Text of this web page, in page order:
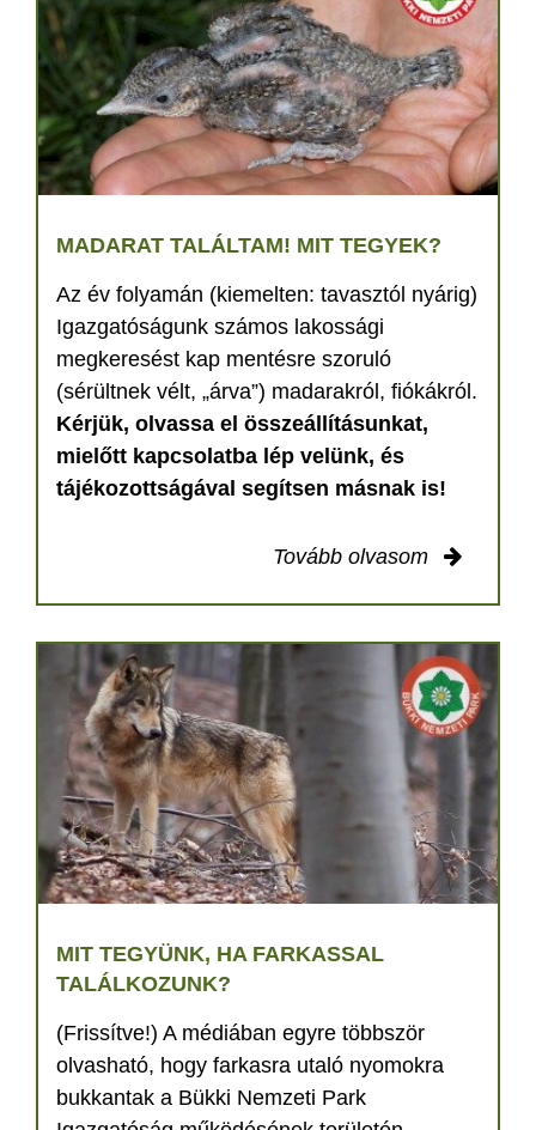
MADARAT TALÁLTAM! MIT TEGYEK?
Az év folyamán (kiemelten: tavasztól nyárig)
Igazgatóságunk számos lakossági
megkeresést kap mentésre szoruló
(sérültnek vélt, „árva”) madarakról, fiókákról.
Kérjük, olvassa el összeállításunkat,
mielőtt kapcsolatba lép velünk, és
tájékozottságával segítsen másnak is!
Tovább olvasom
MIT TEGYÜNK, HA FARKASSAL
TALÁLKOZUNK?
(Frissítve!) A médiában egyre többször
olvasható, hogy farkasra utaló nyomokra
bukkantak a Bükki Nemzeti Park